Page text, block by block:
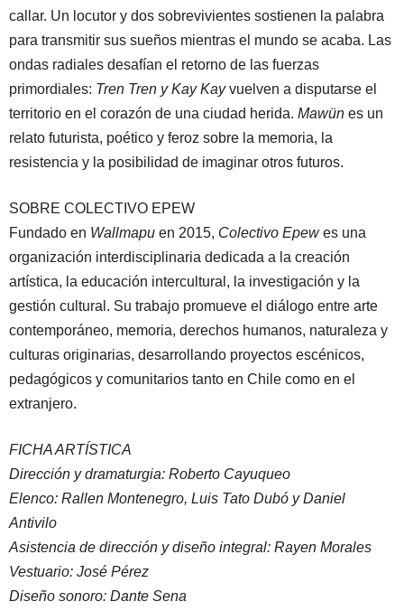
callar. Un locutor y dos sobrevivientes sostienen la palabra
para transmitir sus sueños mientras el mundo se acaba. Las
ondas radiales desafían el retorno de las fuerzas
primordiales: Tren Tren y Kay Kayvuelven a disputarse el
territorio en el corazón de una ciudad herida. Mawün es un
relato futurista, poético y feroz sobre la memoria, la
resistencia y la posibilidad de imaginar otros futuros.
SOBRE COLECTIVO EPEW
Fundado en Wallmapu en 2015, Colectivo Epewes una
organización interdisciplinaria dedicada a la creación
artística, la educación intercultural, la investigación y la
gestión cultural. Su trabajo promueve el diálogo entre arte
contemporáneo, memoria, derechos humanos, naturaleza y
culturas originarias, desarrollando proyectos escénicos,
pedagógicos y comunitarios tanto en Chile como en el
extranjero.
FICHA ARTÍSTICA
Dirección y dramaturgia: Roberto Cayuqueo
Elenco: Rallen Montenegro, Luis Tato Dubó y Daniel
Antivilo
Asistencia de dirección y diseño integral: Rayen Morales
Vestuario: José Pérez
Diseño sonoro: Dante Sena